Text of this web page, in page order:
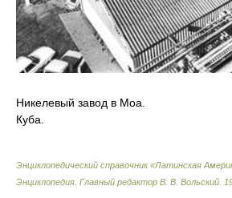
Никелевый завод в Моа.
Куба.
Энциклопедический справочник «Латинская
Энциклопедия Главный редактор В. В. Вольский